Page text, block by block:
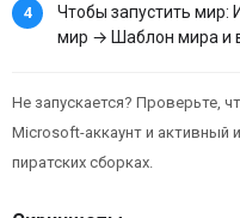
Чтобы запустить
мир → Шаблон мира и
Не запускается? Проверьте,
Microsoft-аккаунт и активный
пиратских сборках.